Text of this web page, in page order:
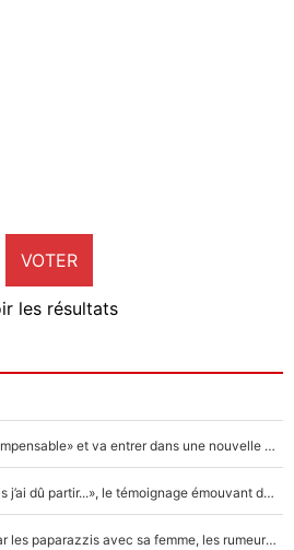
VOTER
les résultats
F1 - Alpine signe un accord «impensable» et va entrer dans une nouvelle dimension : Grande nouvelle pour Pierre Gasly !
F1 : « Je lui ai fait un câlin, puis j’ai dû partir...», le témoignage émouvant de Max Verstappen sur sa fille
F1 : Charles Leclerc surpris par les paparazzis avec sa femme, les rumeurs étaient vraies !